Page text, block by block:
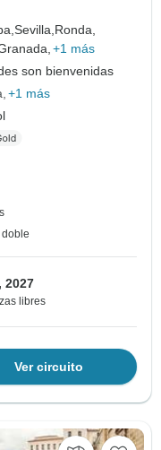
Sevilla, Ronda,
+1 más
son bienvenidas
+1 más
2027
libres
Ver circuito